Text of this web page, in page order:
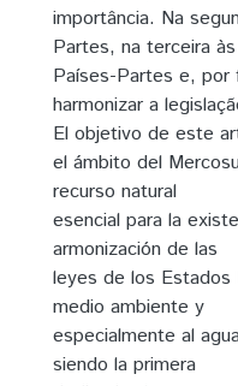
importância. Na
Partes, na terceira
Países-Partes e, por
harmonizar a
El objetivo de este
el ámbito del
recurso natural
esencial para la
armonización de las
leyes de los Estados
medio ambiente y
especialmente al
siendo la primera